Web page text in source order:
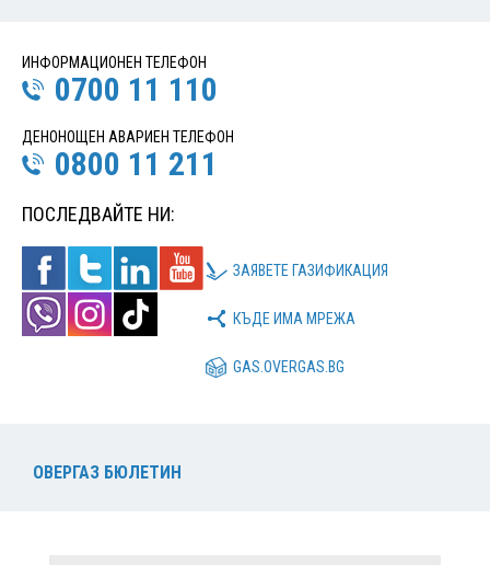
ИНФОРМАЦИОНЕН ТЕЛЕФОН
0700 11 110
ДЕНОНОЩЕН АВАРИЕН ТЕЛЕФОН
0800 11 211
ПОСЛЕДВАЙТЕ НИ:
ЗАЯВЕТЕ ГАЗИФИКАЦИЯ
КЪДЕ ИМА МРЕЖА
GAS.OVERGAS.BG
ОВЕРГАЗ БЮЛЕТИН